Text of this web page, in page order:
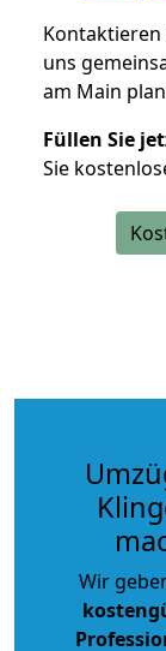
Kontaktieren
uns
am Main
Füllen Sie
Sie
Wir